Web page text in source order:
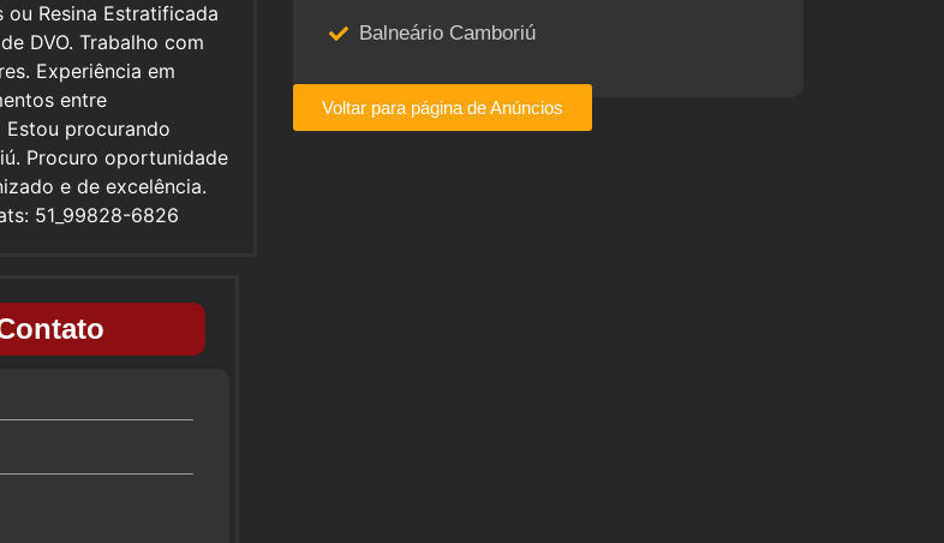
ou Resina Estratificada
DVO. Trabalho com
Experiência em
entre
procurando
Procuro oportunidade
e de excelência.
51_99828-6826
Balneário Camboriú
Voltar para página de Anúncios